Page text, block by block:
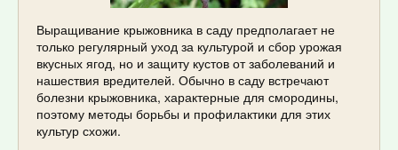
Выращивание крыжовника в саду предполагает не
только регулярный уход за культурой и сбор урожая
вкусных ягод, но и защиту кустов от заболеваний и
нашествия вредителей. Обычно в саду встречают
болезни крыжовника, характерные для смородины,
поэтому методы борьбы и профилактики для этих
культур схожи.